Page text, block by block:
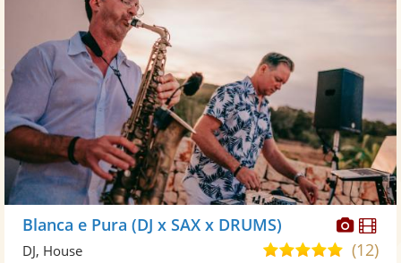
Blanca e Pura (DJ x SAX x DRUMS)
4,9(12)
DJ, House